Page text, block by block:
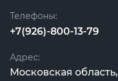
Телефоны:
+7(926)-800-13-79
Адрес:
Московская область,